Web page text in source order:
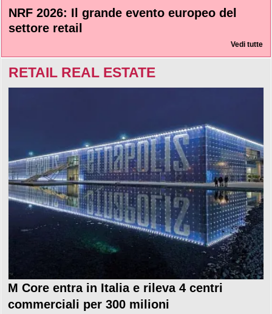
NRF 2026: Il grande evento europeo del
settore retail
Vedi tutte
RETAIL REAL ESTATE
M Core entra in Italia e rileva 4 centri
commerciali per 300 milioni